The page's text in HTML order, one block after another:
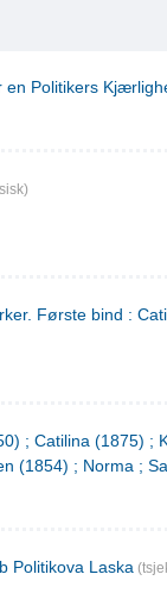
en Politikers
Første bind :
; Catilina (1875) ;
(1854) ; Norma ;
Politikova Laska